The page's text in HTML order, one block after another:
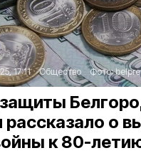
17:11 Общество Фото:
рассказало о
к 80-